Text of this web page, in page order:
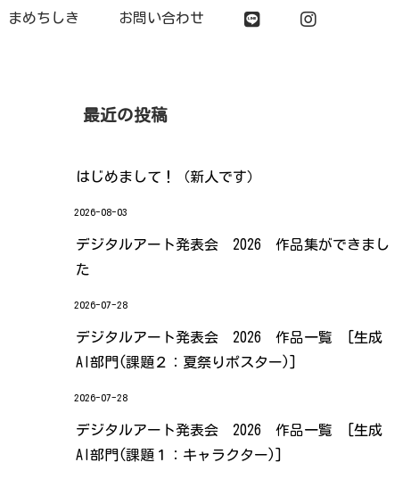
まめちしき お問い合わせ
最近の投稿
はじめまして！（新人です）
2026-08-03
デジタルアート発表会 2026 作品集ができまし
た
2026-07-28
デジタルアート発表会 2026 作品一覧 [生成
AI部門(課題２：夏祭りポスター)]
2026-07-28
デジタルアート発表会 2026 作品一覧 [生成
AI部門(課題１：キャラクター)]